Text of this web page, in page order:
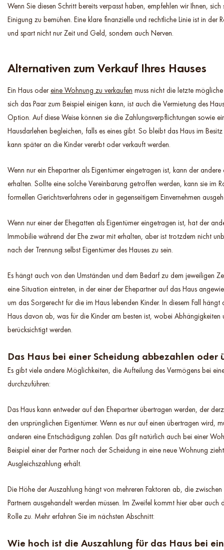
Wenn Sie diesen Schritt bereits verpasst haben, empfehlen wir Ihnen, sich
Einigung zu bemühen. Eine klare finanzielle und rechtliche Linie ist in der
und spart nicht nur Zeit und Geld, sondern auch Nerven.
Alternativen zum Verkauf Ihres Hauses
Ein Haus odereine Wohnung zu verkaufen muss nicht die letzte
sich das Paar zum Beispiel einigen kann, ist auch die Vermietung des
Option. Auf diese Weise können sie die Zahlungsverpflichtungen sowie
Hausdarlehen begleichen, falls es eines gibt. So bleibt das Haus im
kann später an die Kinder vererbt oder verkauft werden.
Wenn nur ein Ehepartner als Eigentümer eingetragen ist, kann der
erhalten. Sollte eine solche Vereinbarung getroffen werden, kann sie im
formellen Gerichtsverfahrens oder in gegenseitigem Einvernehmen
Wenn nur einer der Ehegatten als Eigentümer eingetragen ist, hat der
Immobilie während der Ehe zwar mit erhalten, aber ist trotzdem nicht
nach der Trennung selbst Eigentümer des Hauses zu sein.
Es hängt auch von den Umständen und dem Bedarf zu dem jeweiligen
eine Situation eintreten, in der einer der Ehepartner auf das Haus
um das Sorgerecht für die im Haus lebenden Kinder. In diesem Fall hängt
Haus davon ab, was für die Kinder am besten ist, wobei Abhängigkeiten
berücksichtigt werden.
Das Haus bei einer Scheidung abbezahlen oder
Es gibt viele andere Möglichkeiten, die Aufteilung des Vermögens bei
durchzuführen:
Das Haus kann entweder auf den Ehepartner übertragen werden, der
den ursprünglichen Eigentümer. Wenn es nur auf einen übertragen wird,
anderen eine Entschädigung zahlen. Das gilt natürlich auch bei einer
Beispiel einer der Partner nach der Scheidung in eine neue Wohnung
Ausgleichszahlung erhält.
Die Höhe der Auszahlung hängt von mehreren Faktoren ab, die
Partnern ausgehandelt werden müssen. Im Zweifel kommt hier aber auch
Rolle zu. Mehr erfahren Sie im nächsten Abschnitt:
Wie hoch ist die Auszahlung für das Haus bei